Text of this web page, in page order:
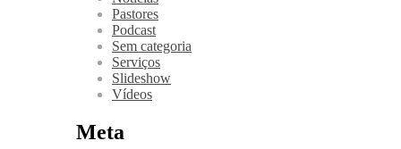
Pastores
Podcast
Sem categoria
Serviços
Slideshow
Vídeos
Meta